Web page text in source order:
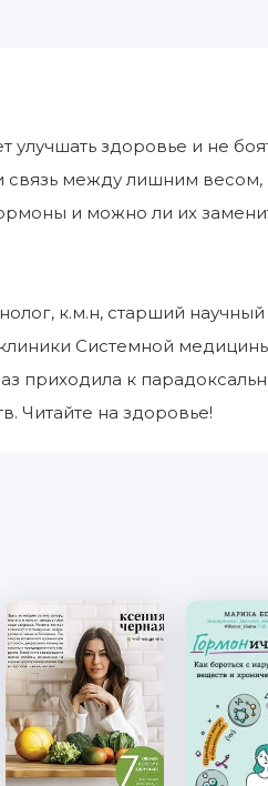
улучшать здоровье и не
связь между лишним
и можно ли их
к.м.н, старший
Системной
приходила к
Читайте на здоровье!